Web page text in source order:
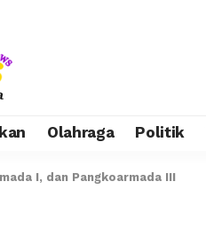
Olahraga Politik
I, dan Pangkoarmada III